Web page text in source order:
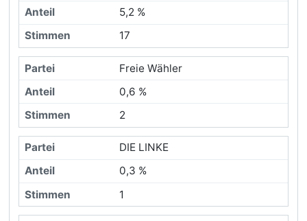
5,2 %
17
Freie Wähler
0,6 %
2
DIE LINKE
0,3 %
1